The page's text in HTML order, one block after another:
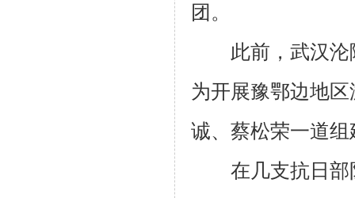
团。
此前，武汉沦陷
为开展豫鄂边地
诚、蔡松荣一道
在几支抗日部